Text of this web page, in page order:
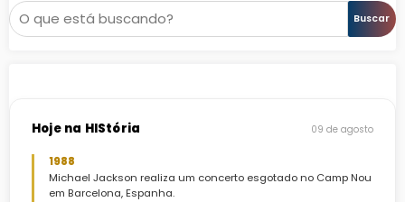
Pesquisar Buscar
Hoje na HIStória 09 de agosto
1988
Michael Jackson realiza um concerto esgotado no Camp Nou
em Barcelona, Espanha.